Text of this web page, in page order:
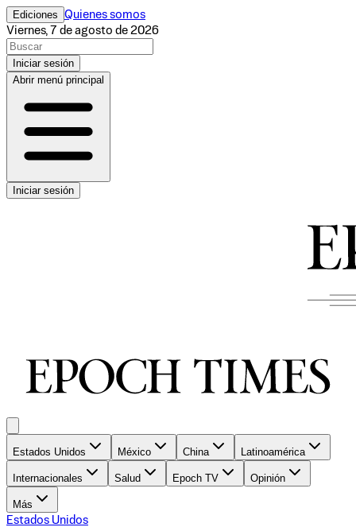
Ediciones Quienes somos
Viernes, 7 de agosto de 2026
Iniciar sesión
Abrir menú principal
Iniciar sesión
Estados Unidos México China Latinoamérica
Internacionales Salud Epoch TV Opinión
Más
Estados Unidos